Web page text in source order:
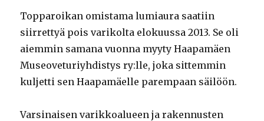
Topparoikan omistama lumiaura saatiin
siirrettyä pois varikolta elokuussa 2013. Se oli
aiemmin samana vuonna myyty Haapamäen
Museoveturiyhdistys ry:lle, joka sittemmin
kuljetti sen Haapamäelle parempaan säilöön.
Varsinaisen varikkoalueen ja rakennusten